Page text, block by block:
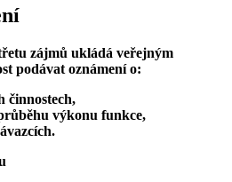
zájmů ukládá veřejným
podávat oznámení o:
činnostech,
výkonu funkce,